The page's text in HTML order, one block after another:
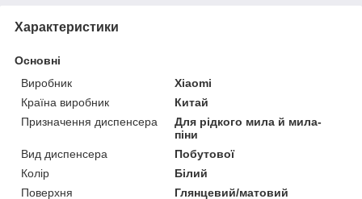
Характеристики
Основні
Виробник
Xiaomi
Країна виробник
Китай
Призначення диспенсера
Для рідкого мила й мила-
піни
Вид диспенсера
Побутової
Колір
Білий
Поверхня
Глянцевий/матовий